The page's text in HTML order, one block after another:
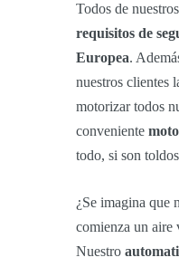
Todos de nuestros
requisitos de
Europea.
nuestros clientes
motorizar todos
conveniente
todo, si son
¿Se imagina que
comienza un aire
Nuestro